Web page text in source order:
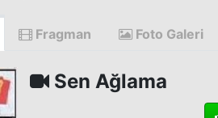
Fragman Foto Galeri
Sen Ağlama